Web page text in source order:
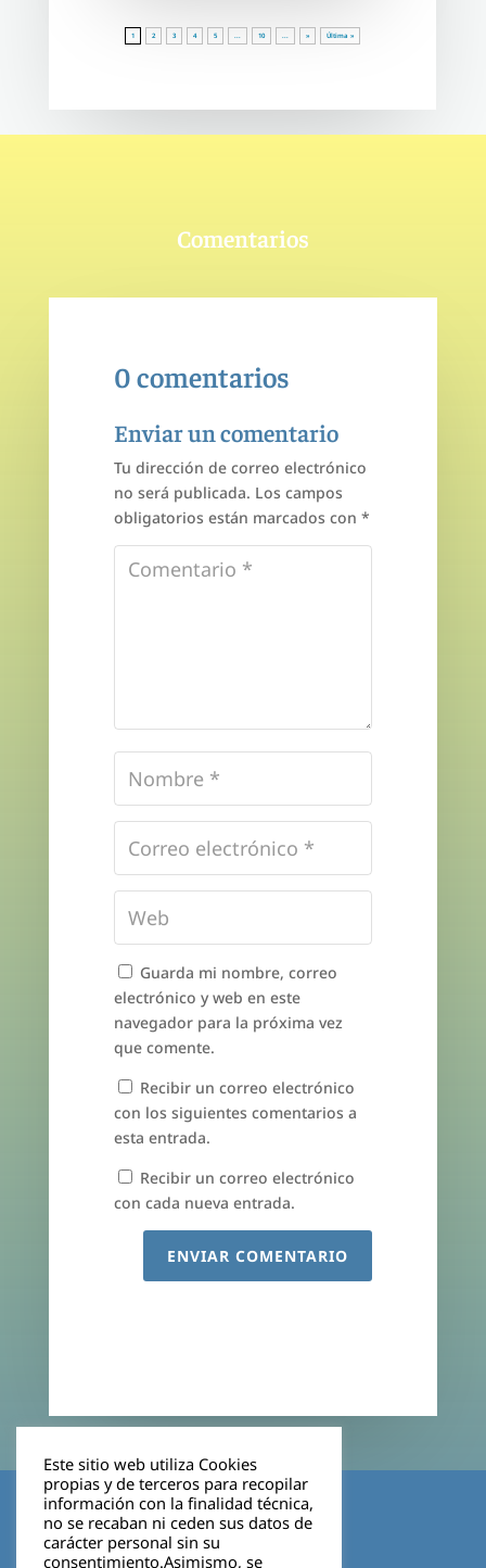
1 2 3 4 5 ... 10 ... » Última »
Comentarios
0 comentarios
Enviar un comentario
Tu dirección de correo electrónico
no será publicada. Los campos
obligatorios están marcados con *
Guarda mi nombre, correo
electrónico y web en este
navegador para la próxima vez
que comente.
Recibir un correo electrónico
con los siguientes comentarios a
esta entrada.
Recibir un correo electrónico
con cada nueva entrada.
ENVIAR COMENTARIO
Aviso legal
Política de privacidad
Este sitio web utiliza Cookies
propias y de terceros para recopilar
información con la finalidad técnica,
no se recaban ni ceden sus datos de
carácter personal sin su
consentimiento.Asimismo, se